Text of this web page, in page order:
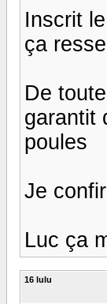
Inscrit
ça
De
garantit
poules
Je
Luc ça
16 lulu